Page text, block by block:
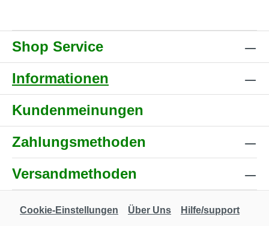
Shop Service
Informationen
Kundenmeinungen
Zahlungsmethoden
Versandmethoden
Cookie-Einstellungen Über Uns
Hilfe/support